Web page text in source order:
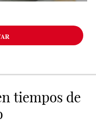
tiempos de